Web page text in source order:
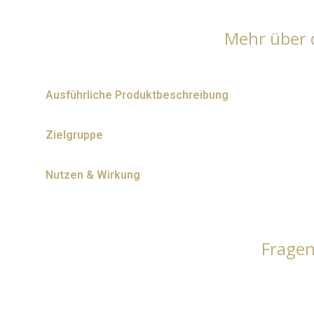
Mehr über
Ausführliche Produktbeschreibung
Zielgruppe
Nutzen & Wirkung